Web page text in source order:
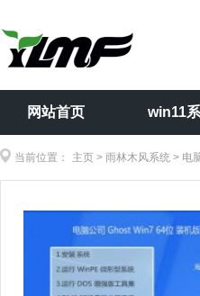
网站首页 win11
当前位置： 主页 > 雨林木风系统 > 电